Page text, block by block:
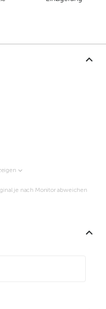
je nach Monitor abweichen